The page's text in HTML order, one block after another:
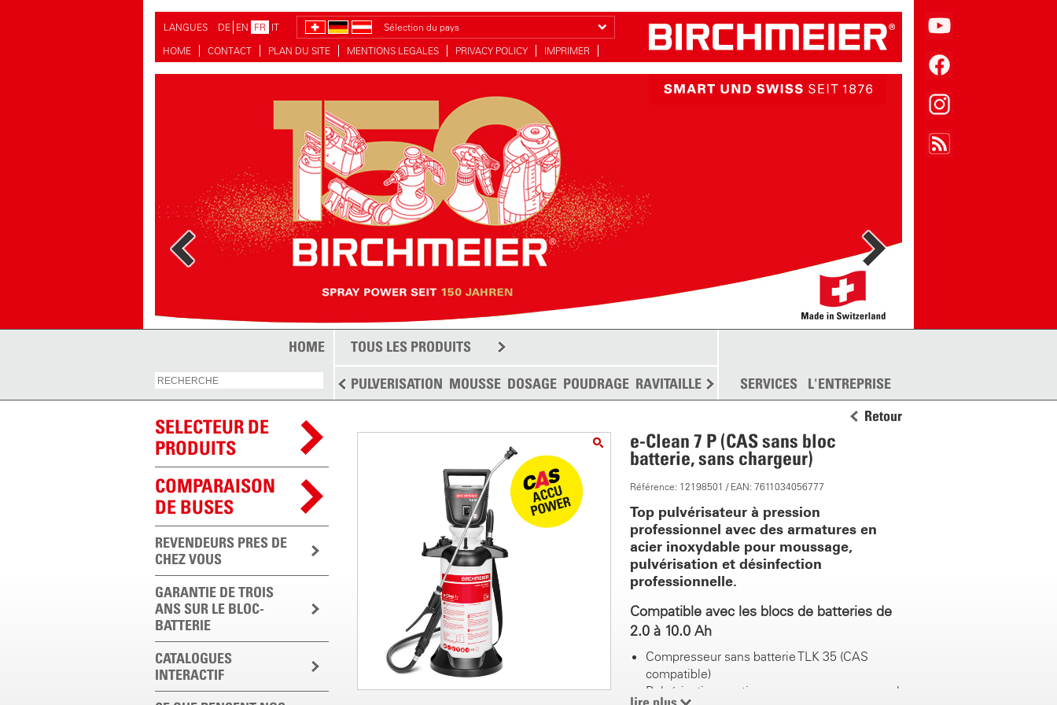
LANGUES DE EN FR IT
Sélection du pays
HOME
CONTACT PLAN DU SITE MENTIONS LEGALES PRIVACY POLICY IMPRIMER
HOME TOUS LES PRODUITS
PULVERISATION MOUSSE DOSAGE POUDRAGE RAVITAILLEMENT DISPERSION PLUS
SERVICES L'ENTREPRISE
SELECTEUR DE
PRODUITS
COMPARAISON
DE BUSES
REVENDEURS PRES DE
CHEZ VOUS
GARANTIE DE TROIS
ANS SUR LE BLOC-
BATTERIE
CATALOGUES
INTERACTIF
Retour
e-Clean 7 P (CAS sans bloc
batterie, sans chargeur)
Référence: 12198501 / EAN: 7611034056777
Top pulvérisateur à pression
professionnel avec des armatures en
acier inoxydable pour moussage,
pulvérisation et désinfection
professionnelle.
Compatible avec les blocs de batteries de
2.0 à 10.0 Ah
Compresseur sans batterie TLK 35 (CAS
compatible)
Pulvérisation continue sans pompage manuel